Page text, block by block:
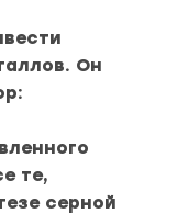
Он
те,
серной